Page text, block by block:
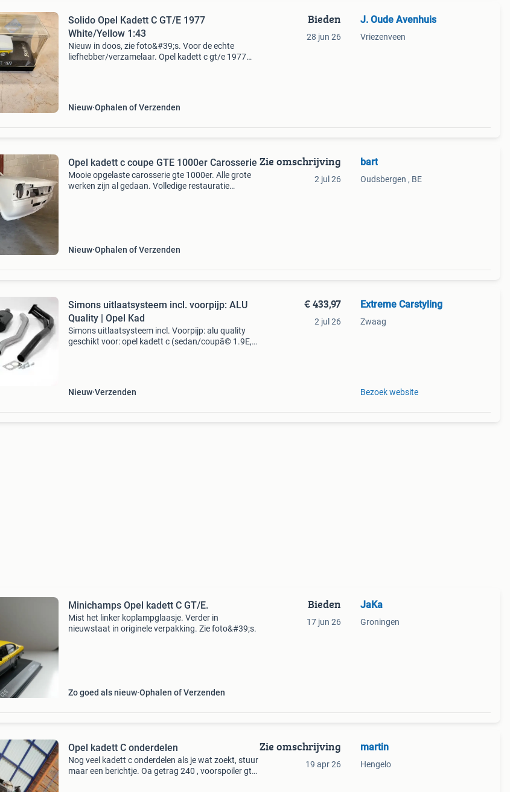
Solido Opel Kadett C GT/E 1977
White/Yellow 1:43
Nieuw in doos, zie foto&#39;s. Voor de echte
liefhebber/verzamelaar. Opel kadett c gt/e 1977
Nieuw Ophalen of Verzenden
Bieden
28 jun 26
J. Oude Avenhuis
Vriezenveen
Opel kadett c coupe GTE 1000er Carosserie
Mooie opgelaste carosserie gte 1000er. Alle grote
werken zijn al gedaan. Volledige restauratie
Nieuw Ophalen of Verzenden
Zie omschrijving
2 jul 26
bart
Oudsbergen , BE
Simons uitlaatsysteem incl. voorpijp: ALU
Quality | Opel Kad
Simons uitlaatsysteem incl. Voorpijp: alu quality
geschikt voor: opel kadett c (sedan/coupã© 1.9E,
Nieuw Verzenden
€ 433,97
2 jul 26
Extreme Carstyling
Zwaag
Bezoek website
Minichamps Opel kadett C GT/E.
Mist het linker koplampglaasje. Verder in
nieuwstaat in originele verpakking. Zie foto&#39;s.
Zo goed als nieuw Ophalen of Verzenden
Bieden
17 jun 26
JaKa
Groningen
Opel kadett C onderdelen
Nog veel kadett c onderdelen als je wat zoekt, stuur
maar een berichtje. Oa getrag 240 , voorspoiler gte
Zie omschrijving
19 apr 26
martin
Hengelo